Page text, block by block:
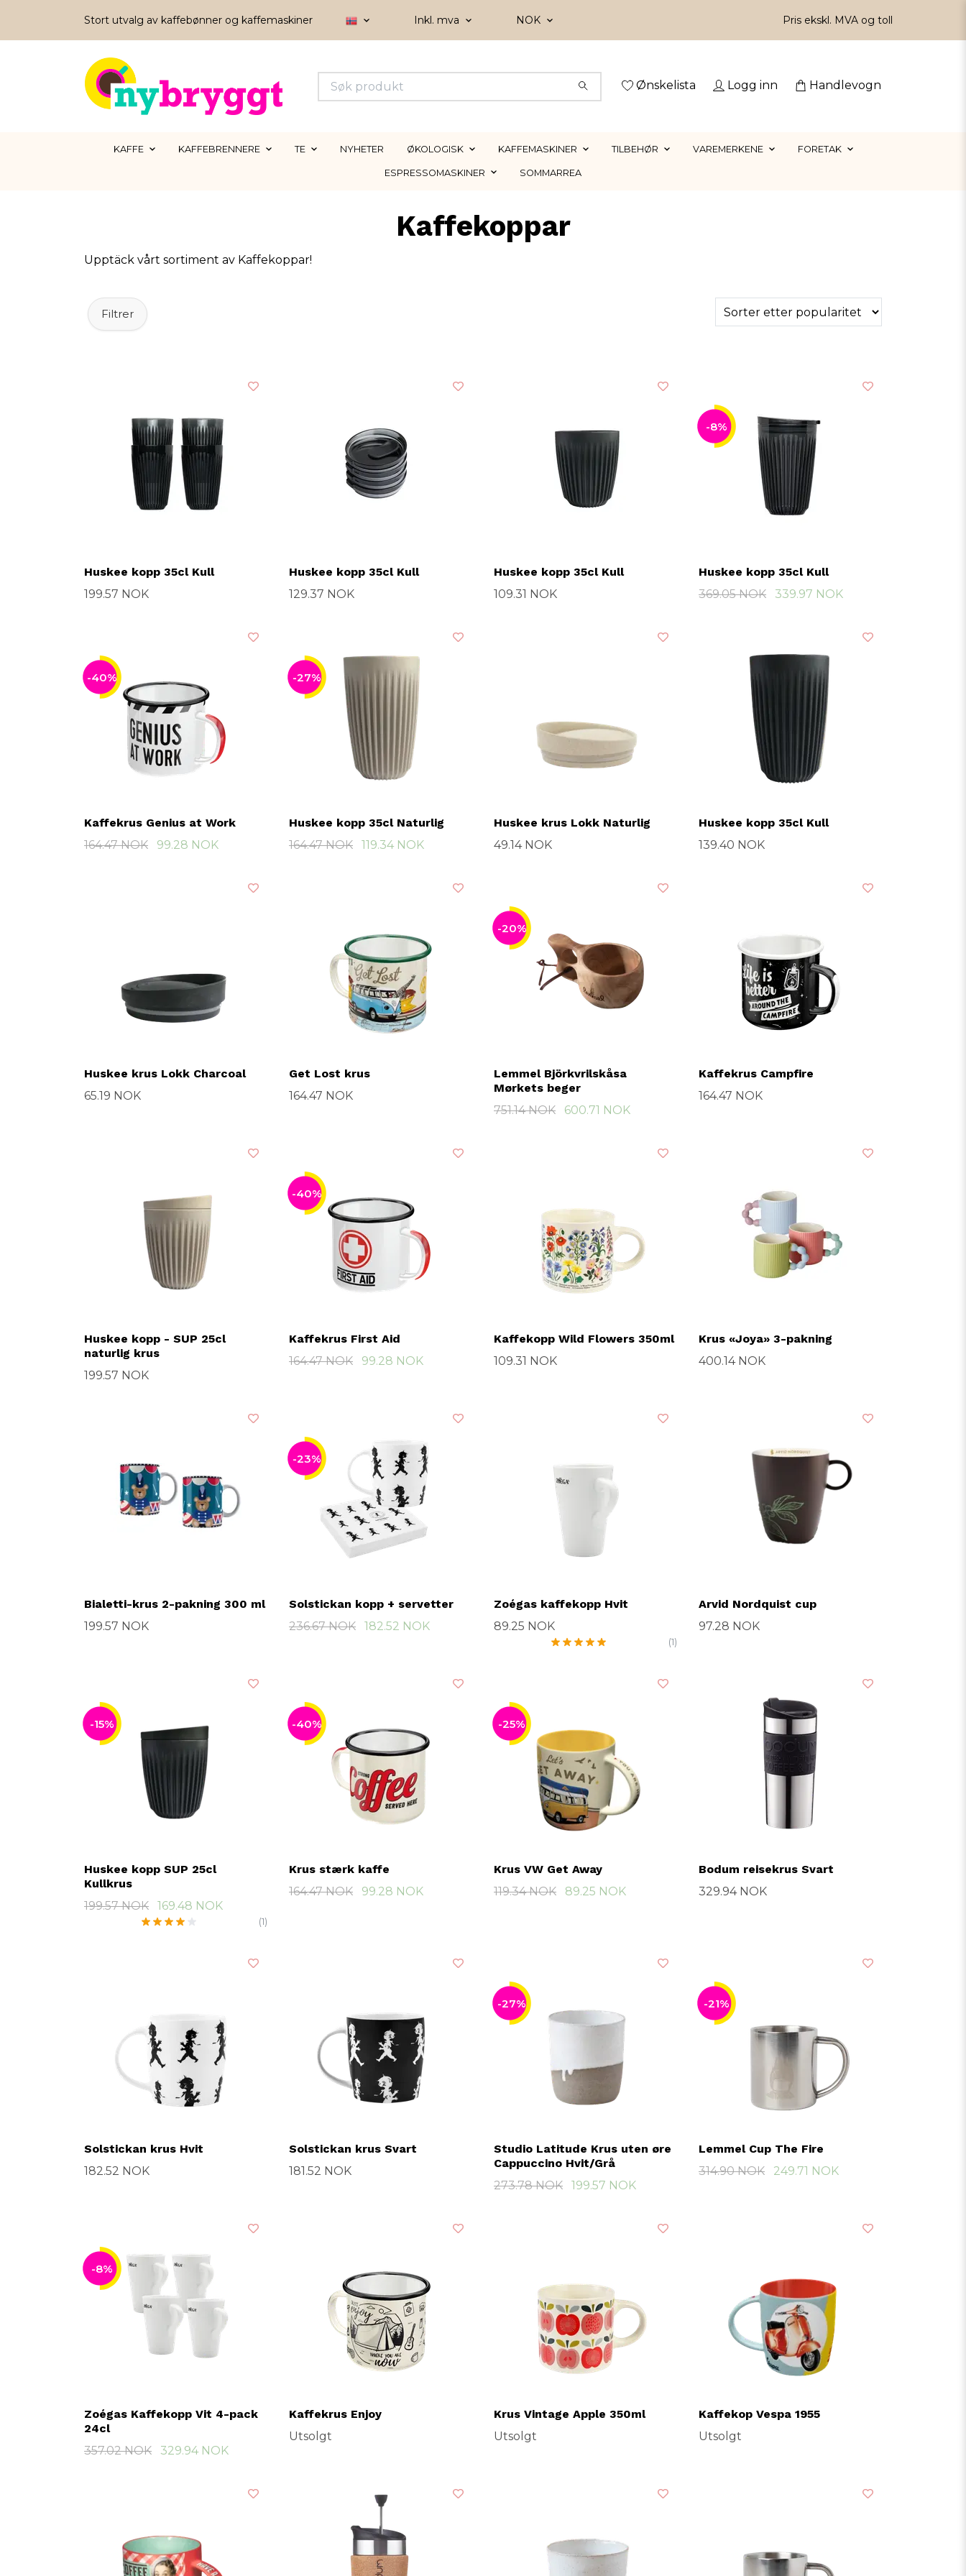
Stort utvalg av kaffebønner og kaffemaskiner Inkl. mva NOK Pris ekskl. MVA og toll
Ønskelista Logg inn Handlevogn
KAFFE KAFFEBRENNERE TE NYHETER ØKOLOGISK KAFFEMASKINER TILBEHØR VAREMERKENE FORETAK
ESPRESSOMASKINER SOMMARREA
Kaffekoppar
Upptäck vårt sortiment av Kaffekoppar!
Filtrer
Huskee kopp 35cl Kull
199.57 NOK
Huskee kopp 35cl Kull
129.37 NOK
Huskee kopp 35cl Kull
109.31 NOK
-8%
Huskee kopp 35cl Kull
369.05 NOK
339.97 NOK
-40%
Kaffekrus Genius at Work
164.47 NOK
99.28 NOK
-27%
Huskee kopp 35cl Naturlig
164.47 NOK
119.34 NOK
Huskee krus Lokk Naturlig
49.14 NOK
Huskee kopp 35cl Kull
139.40 NOK
Huskee krus Lokk Charcoal
65.19 NOK
Get Lost krus
164.47 NOK
-20%
Lemmel Björkvrilskåsa
Mørkets beger
751.14 NOK
600.71 NOK
Kaffekrus Campfire
164.47 NOK
Huskee kopp - SUP 25cl
naturlig krus
199.57 NOK
-40%
Kaffekrus First Aid
164.47 NOK
99.28 NOK
Kaffekopp Wild Flowers 350ml
109.31 NOK
Krus «Joya» 3-pakning
400.14 NOK
Bialetti-krus 2-pakning 300 ml
199.57 NOK
-23%
Solstickan kopp + servetter
236.67 NOK
182.52 NOK
Zoégas kaffekopp Hvit
89.25 NOK
(1)
Arvid Nordquist cup
97.28 NOK
-15%
Huskee kopp SUP 25cl
Kullkrus
199.57 NOK
169.48 NOK
(1)
-40%
Krus stærk kaffe
164.47 NOK
99.28 NOK
-25%
Krus VW Get Away
119.34 NOK
89.25 NOK
Bodum reisekrus Svart
329.94 NOK
Solstickan krus Hvit
182.52 NOK
Solstickan krus Svart
181.52 NOK
-27%
Studio Latitude Krus uten øre
Cappuccino Hvit/Grå
273.78 NOK
199.57 NOK
-21%
Lemmel Cup The Fire
314.90 NOK
249.71 NOK
-8%
Zoégas Kaffekopp Vit 4-pack
24cl
357.02 NOK
329.94 NOK
Kaffekrus Enjoy
Utsolgt
Krus Vintage Apple 350ml
Utsolgt
Kaffekop Vespa 1955
Utsolgt